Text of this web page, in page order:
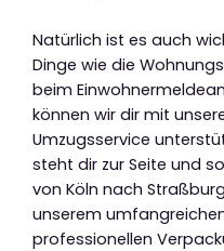
Natürlich ist es auch
Dinge wie die
beim
können wir dir mit
Umzugsservice
steht dir zur Seite und
von Köln nach
unserem
professionellen